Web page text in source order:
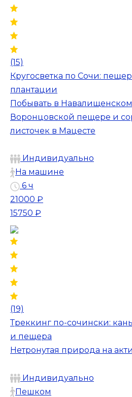
(15)
Кругосветка по Сочи:
плантации
Побывать в
Воронцовской пещере и
листочек в Мацесте
Индивидуально
На машине
6 ч
21000 ₽
15750 ₽
(19)
Треккинг по-сочински:
и пещера
Нетронутая природа на
Индивидуально
Пешком